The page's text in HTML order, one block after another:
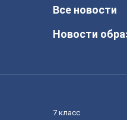
Все новости
Новости
7 класс